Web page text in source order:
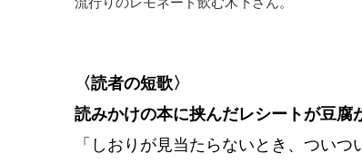
〈読者の短歌〉
読みかけの本に挟んだレシートが豆腐
「しおりが見当たらないとき、ついつ